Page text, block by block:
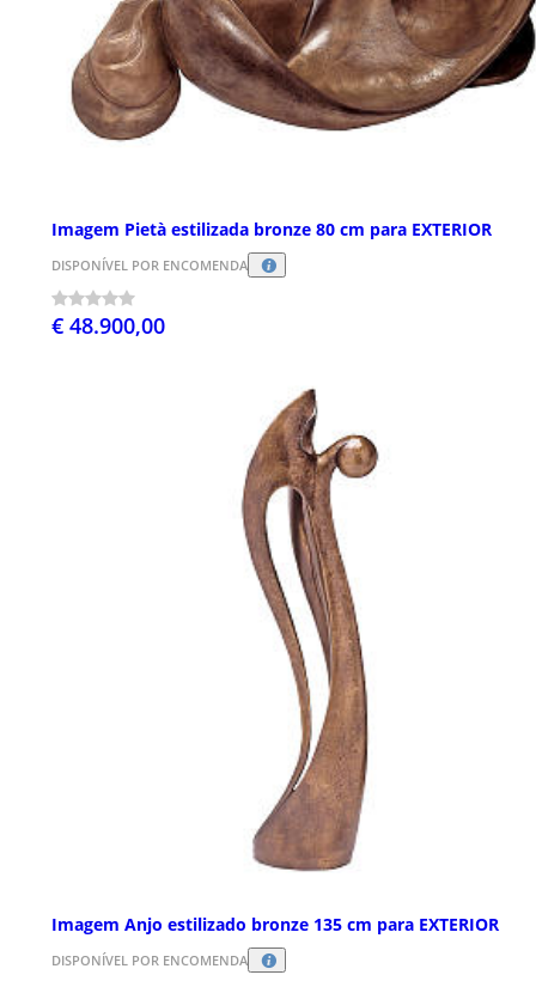
Imagem Pietà estilizada bronze 80 cm para EXTERIOR
DISPONÍVEL POR ENCOMENDA
€ 48.900,00
Imagem Anjo estilizado bronze 135 cm para EXTERIOR
DISPONÍVEL POR ENCOMENDA